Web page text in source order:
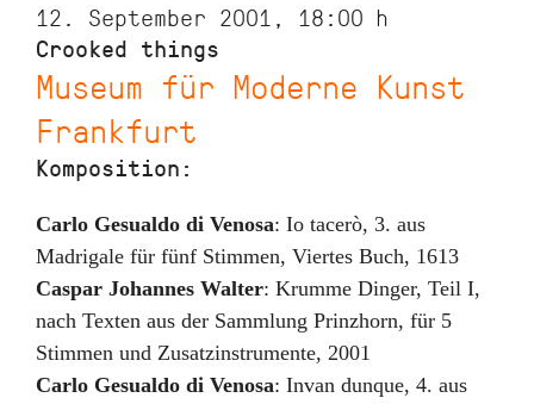
12. September 2001, 18:00 h
Crooked things
Museum für Moderne Kunst
Frankfurt
Komposition:
Carlo Gesualdo di Venosa: Io tacerò, 3. aus
Madrigale für fünf Stimmen, Viertes Buch, 1613
Caspar Johannes Walter: Krumme Dinger, Teil I,
nach Texten aus der Sammlung Prinzhorn, für 5
Stimmen und Zusatzinstrumente, 2001
Carlo Gesualdo di Venosa: Invan dunque, 4. aus